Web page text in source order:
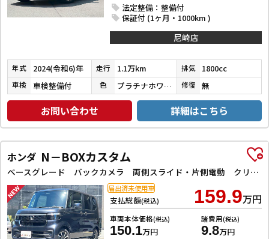
法定整備：整備付
保証付 (1ヶ月・1000km )
尼崎店
年式 2024(令和6)年 走行 1.1万km 排気 1800cc
車検 車検整備付 色 プラチナホワイトパールマイカ／アティチュードブラックマイカ 修復 無
お問い合わせ 詳細はこちら
ホンダ N－BOXカスタム
ベースグレード バックカメラ 両側スライド・片側電動 クリアランスソナー レーンアシスト オートライト スマートキー 電動格納ミラー CVT ESC USB チップアップシート アルミホイール エアコン
支払総額(税込) 159.9万円
車両本体価格(税込)
150.1万円
諸費用(税込)
9.8万円
届出済未使用車